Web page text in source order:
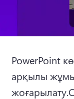
PowerPoint
арқылы
жоғарылату.